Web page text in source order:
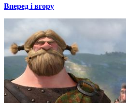
Вперед і вгору